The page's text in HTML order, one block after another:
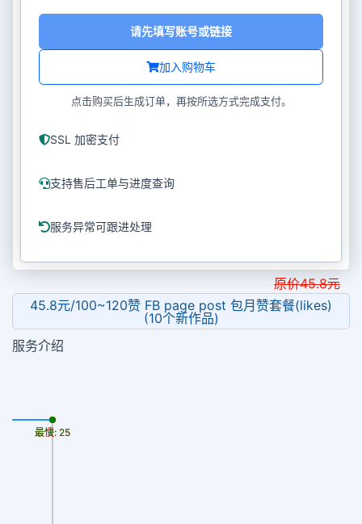
加入购物车
请先填写账号或链接
点击购买后生成订单，再按所选方式完成支付。
SSL 加密支付
支持售后工单与进度查询
服务异常可跟进处理
原价45.8元
45.8元/100~120赞 FB page post 包月赞套餐(likes)
(10个新作品)
服务介绍
最慢: 25
最快: 25